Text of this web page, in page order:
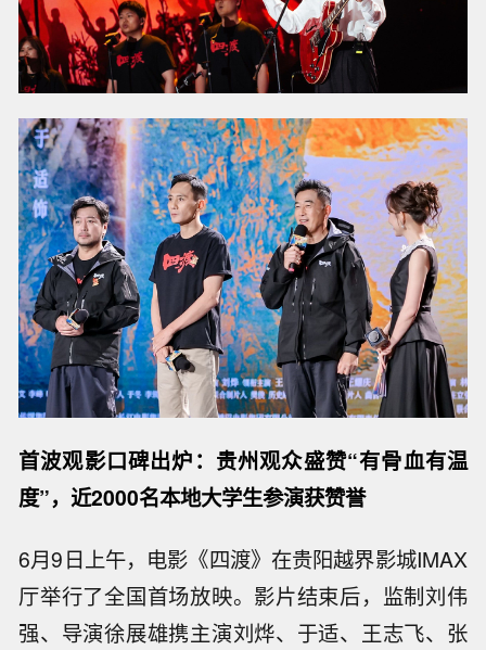
首波观影口碑出炉：贵州观众盛赞“有骨血有温
度”，近2000名本地大学生参演获赞誉
6月9日上午，电影《四渡》在贵阳越界影城IMAX
厅举行了全国首场放映。影片结束后，监制刘伟
强、导演徐展雄携主演刘烨、于适、王志飞、张